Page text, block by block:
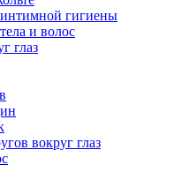
интимной гигиены
и волос
глаз
вокруг глаз